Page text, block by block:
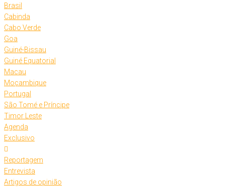
Brasil
Cabinda
Cabo Verde
Goa
Guiné-Bissau
Guiné Equatorial
Macau
Moçambique
Portugal
São Tomé e Príncipe
Timor Leste
Agenda
Exclusivo
Reportagem
Entrevista
Artigos de opinião